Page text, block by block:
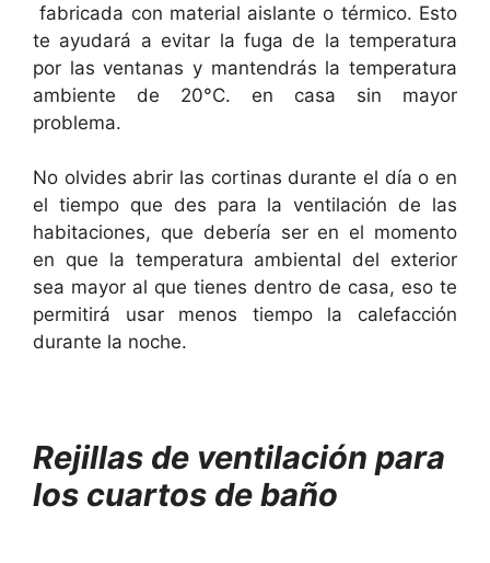
fabricada con material aislante o térmico. Esto
te ayudará a evitar la fuga de la temperatura
por las ventanas y mantendrás la temperatura
ambiente de 20°C. en casa sin mayor
problema.
No olvides abrir las cortinas durante el día o en
el tiempo que des para la ventilación de las
habitaciones, que debería ser en el momento
en que la temperatura ambiental del exterior
sea mayor al que tienes dentro de casa, eso te
permitirá usar menos tiempo la calefacción
durante la noche.
Rejillas de ventilación para
los cuartos de baño